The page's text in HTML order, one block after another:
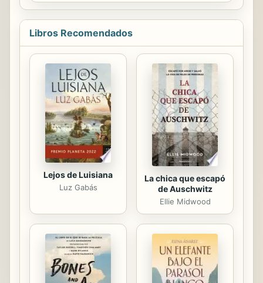
Diccionario de Samuel Johnson. Lo
a recogerlas, para escándalo de su
el primer capítulo, el carácter de
ambas heroínas: Amelia (hija de un
agente de bolsa), dulce, modosa,
conforme con su destino; Rebecca
(huérfana de un pintor del Soho y
una corista francesa), arisca, con ...
Libros Recomendados
Lejos de Luisiana
Luz Gabás
La chica que escapó
de Auschwitz
Ellie Midwood